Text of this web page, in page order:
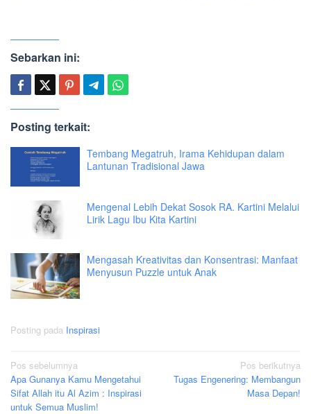
Sebarkan ini:
Posting terkait:
Tembang Megatruh, Irama Kehidupan dalam
Lantunan Tradisional Jawa
Mengenal Lebih Dekat Sosok RA. Kartini Melalui
Lirik Lagu Ibu Kita Kartini
Mengasah Kreativitas dan Konsentrasi: Manfaat
Menyusun Puzzle untuk Anak
Posting pada Inspirasi
Navigasi
pos
Pos sebelumnya
Apa Gunanya Kamu Mengetahui
Sifat Allah itu Al Azim : Inspirasi
untuk Semua Muslim!
Pos berikutnya
Tugas Engenering: Membangun
Masa Depan!